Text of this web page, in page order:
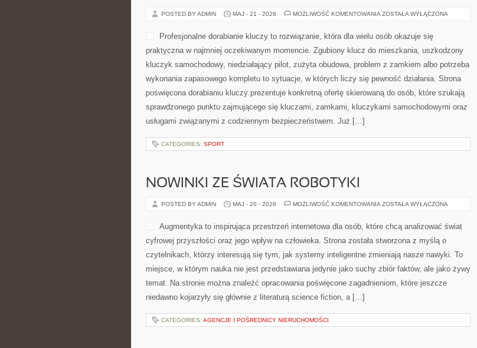
POSTED BY ADMIN MAJ - 21 - 2026 MOŻLIWOŚĆ KOMENTOWANIA TESTY
PRODUKTÓW
ZOSTAŁA WYŁĄCZONA
Profesjonalne dorabianie kluczy to rozwiązanie, która dla wielu osób okazuje się
praktyczna w najmniej oczekiwanym momencie. Zgubiony klucz do mieszkania, uszkodzony
kluczyk samochodowy, niedziałający pilot, zużyta obudowa, problem z zamkiem albo potrzeba
wykonania zapasowego kompletu to sytuacje, w których liczy się pewność działania. Strona
poświęcona dorabianiu kluczy prezentuje konkretną ofertę skierowaną do osób, które szukają
sprawdzonego punktu zajmującego się kluczami, zamkami, kluczykami samochodowymi oraz
usługami związanymi z codziennym bezpieczeństwem. Już […]
CATEGORIES: SPORT
NOWINKI ZE ŚWIATA ROBOTYKI
POSTED BY ADMIN MAJ - 20 - 2026 MOŻLIWOŚĆ KOMENTOWANIA NOWINKI
ROBOTYKI
ZOSTAŁA WYŁĄCZONA
Augmentyka to inspirująca przestrzeń internetowa dla osób, które chcą analizować świat
cyfrowej przyszłości oraz jego wpływ na człowieka. Strona została stworzona z myślą o
czytelnikach, którzy interesują się tym, jak systemy inteligentne zmieniają nasze nawyki. To
miejsce, w którym nauka nie jest przedstawiana jedynie jako suchy zbiór faktów, ale jako żywy
temat. Na stronie można znaleźć opracowania poświęcone zagadnieniom, które jeszcze
niedawno kojarzyły się głównie z literaturą science fiction, a […]
CATEGORIES: AGENCJE I POŚREDNICY NIERUCHOMOŚCI